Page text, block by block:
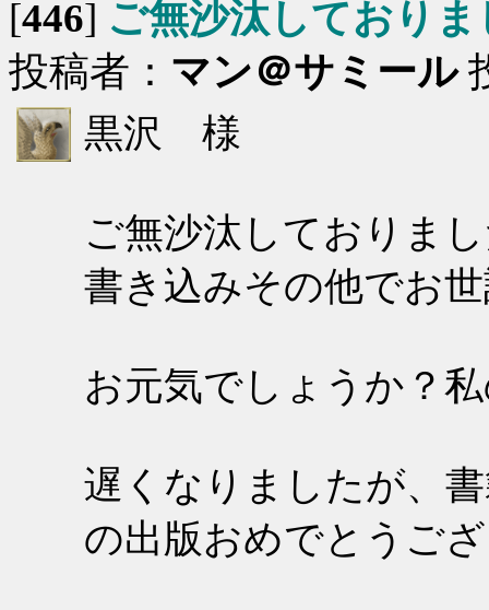
[446] ご無沙汰しており
投稿者： マン＠サミール
黒沢 様
ご無沙汰しておりま
書き込みその他でお
お元気でしょうか？
遅くなりましたが、
の出版おめでとうご